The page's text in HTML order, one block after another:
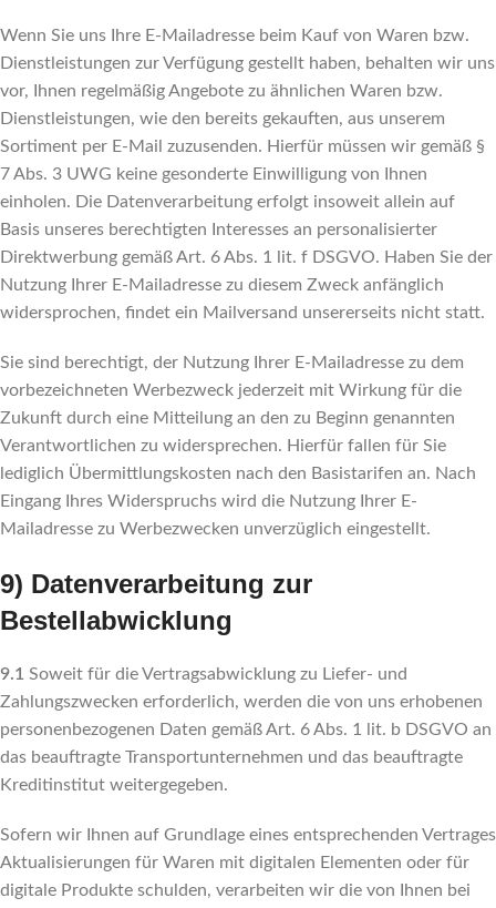
Wenn Sie uns Ihre E-Mailadresse beim Kauf von Waren bzw.
Dienstleistungen zur Verfügung gestellt haben, behalten wir uns
vor, Ihnen regelmäßig Angebote zu ähnlichen Waren bzw.
Dienstleistungen, wie den bereits gekauften, aus unserem
Sortiment per E-Mail zuzusenden. Hierfür müssen wir gemäß §
7 Abs. 3 UWG keine gesonderte Einwilligung von Ihnen
einholen. Die Datenverarbeitung erfolgt insoweit allein auf
Basis unseres berechtigten Interesses an personalisierter
Direktwerbung gemäß Art. 6 Abs. 1 lit. f DSGVO. Haben Sie der
Nutzung Ihrer E-Mailadresse zu diesem Zweck anfänglich
widersprochen, findet ein Mailversand unsererseits nicht statt.
Sie sind berechtigt, der Nutzung Ihrer E-Mailadresse zu dem
vorbezeichneten Werbezweck jederzeit mit Wirkung für die
Zukunft durch eine Mitteilung an den zu Beginn genannten
Verantwortlichen zu widersprechen. Hierfür fallen für Sie
lediglich Übermittlungskosten nach den Basistarifen an. Nach
Eingang Ihres Widerspruchs wird die Nutzung Ihrer E-
Mailadresse zu Werbezwecken unverzüglich eingestellt.
9) Datenverarbeitung zur
Bestellabwicklung
9.1 Soweit für die Vertragsabwicklung zu Liefer- und
Zahlungszwecken erforderlich, werden die von uns erhobenen
personenbezogenen Daten gemäß Art. 6 Abs. 1 lit. b DSGVO an
das beauftragte Transportunternehmen und das beauftragte
Kreditinstitut weitergegeben.
Sofern wir Ihnen auf Grundlage eines entsprechenden Vertrages
Aktualisierungen für Waren mit digitalen Elementen oder für
digitale Produkte schulden, verarbeiten wir die von Ihnen bei